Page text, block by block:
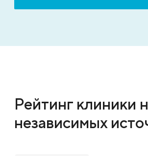
Рейтинг клиники
независимых